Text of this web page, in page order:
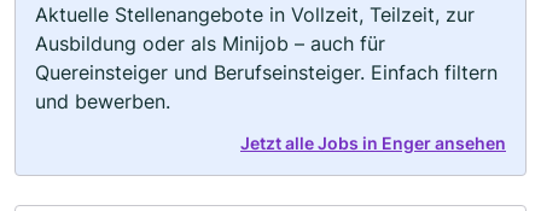
Aktuelle Stellenangebote in Vollzeit, Teilzeit, zur
Ausbildung oder als Minijob – auch für
Quereinsteiger und Berufseinsteiger. Einfach filtern
und bewerben.
Jetzt alle Jobs in Enger ansehen